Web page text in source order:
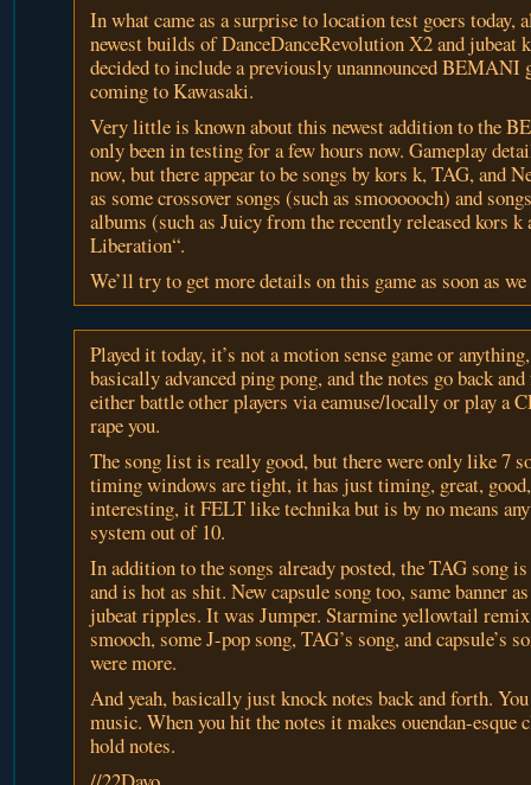
In what came as a surprise to location test goers today,
newest builds of DanceDanceRevolution X2 and jubeat
decided to include a previously unannounced BEMANI
coming to Kawasaki.
Very little is known about this newest addition to the
only been in testing for a few hours now. Gameplay
now, but there appear to be songs by kors k, TAG, and
as some crossover songs (such as smoooooch) and
albums (such as Juicy from the recently released kors k
Liberation“.
We’ll try to get more details on this game as soon as we
Played it today, it’s not a motion sense game or
basically advanced ping pong, and the notes go back
either battle other players via eamuse/locally or play a
rape you.
The song list is really good, but there were only like 7
timing windows are tight, it has just timing, great,
interesting, it FELT like technika but is by no means
system out of 10.
In addition to the songs already posted, the TAG song
and is hot as shit. New capsule song too, same banner
jubeat ripples. It was Jumper. Starmine yellowtail
smooch, some J-pop song, TAG’s song, and capsule’s
were more.
And yeah, basically just knock notes back and forth.
music. When you hit the notes it makes ouendan-esque
hold notes.